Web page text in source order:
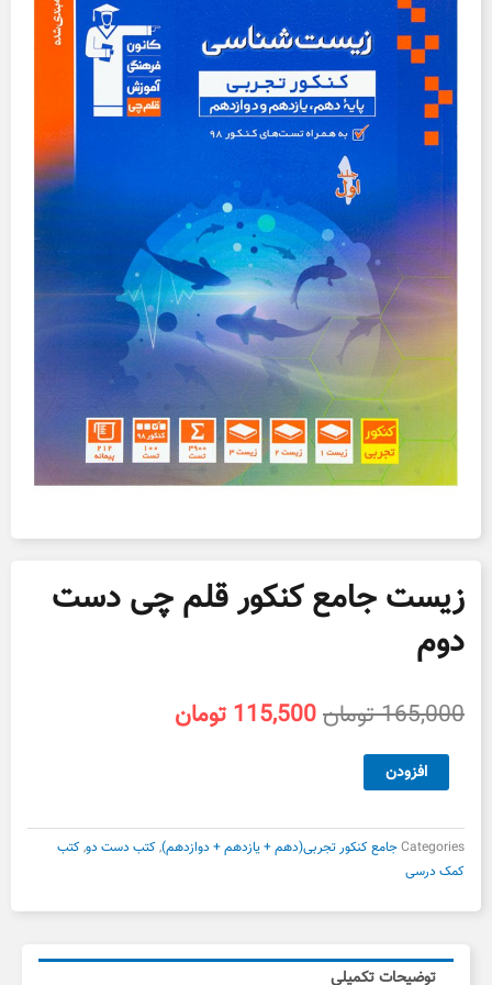
زیست جامع کنکور قلم چی دست
دوم
165,000تومانقیمت
115,500 تومان
جامع
قلم
چی
دوم
افزودن
Categoriesجامع کنکور تجربی(دهم + یازدهم + دوازدهم),کتب دست دو,کتب
کمک درسی
توضیحات تکمیلی